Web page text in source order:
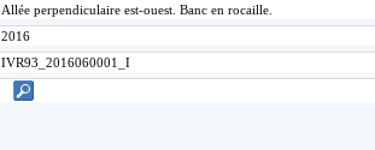
Allée perpendiculaire est-ouest. Banc en rocaille.
2016
IVR93_2016060001_I